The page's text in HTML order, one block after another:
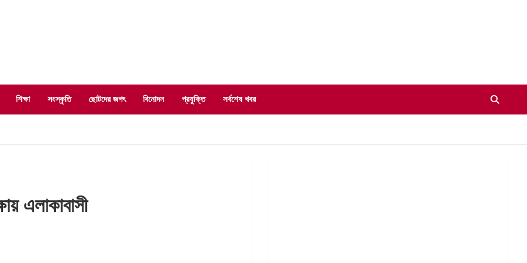
শিক্ষা সংস্কৃতি ছোটদের জগৎ বিনোদন প্রযুক্তি সর্বশেষ খবর
এলাকাবাসী